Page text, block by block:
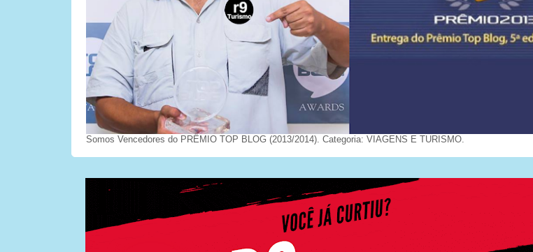
Somos Vencedores do PRÊMIO TOP BLOG (2013/2014). Categoria: VIAGENS E TURISMO.